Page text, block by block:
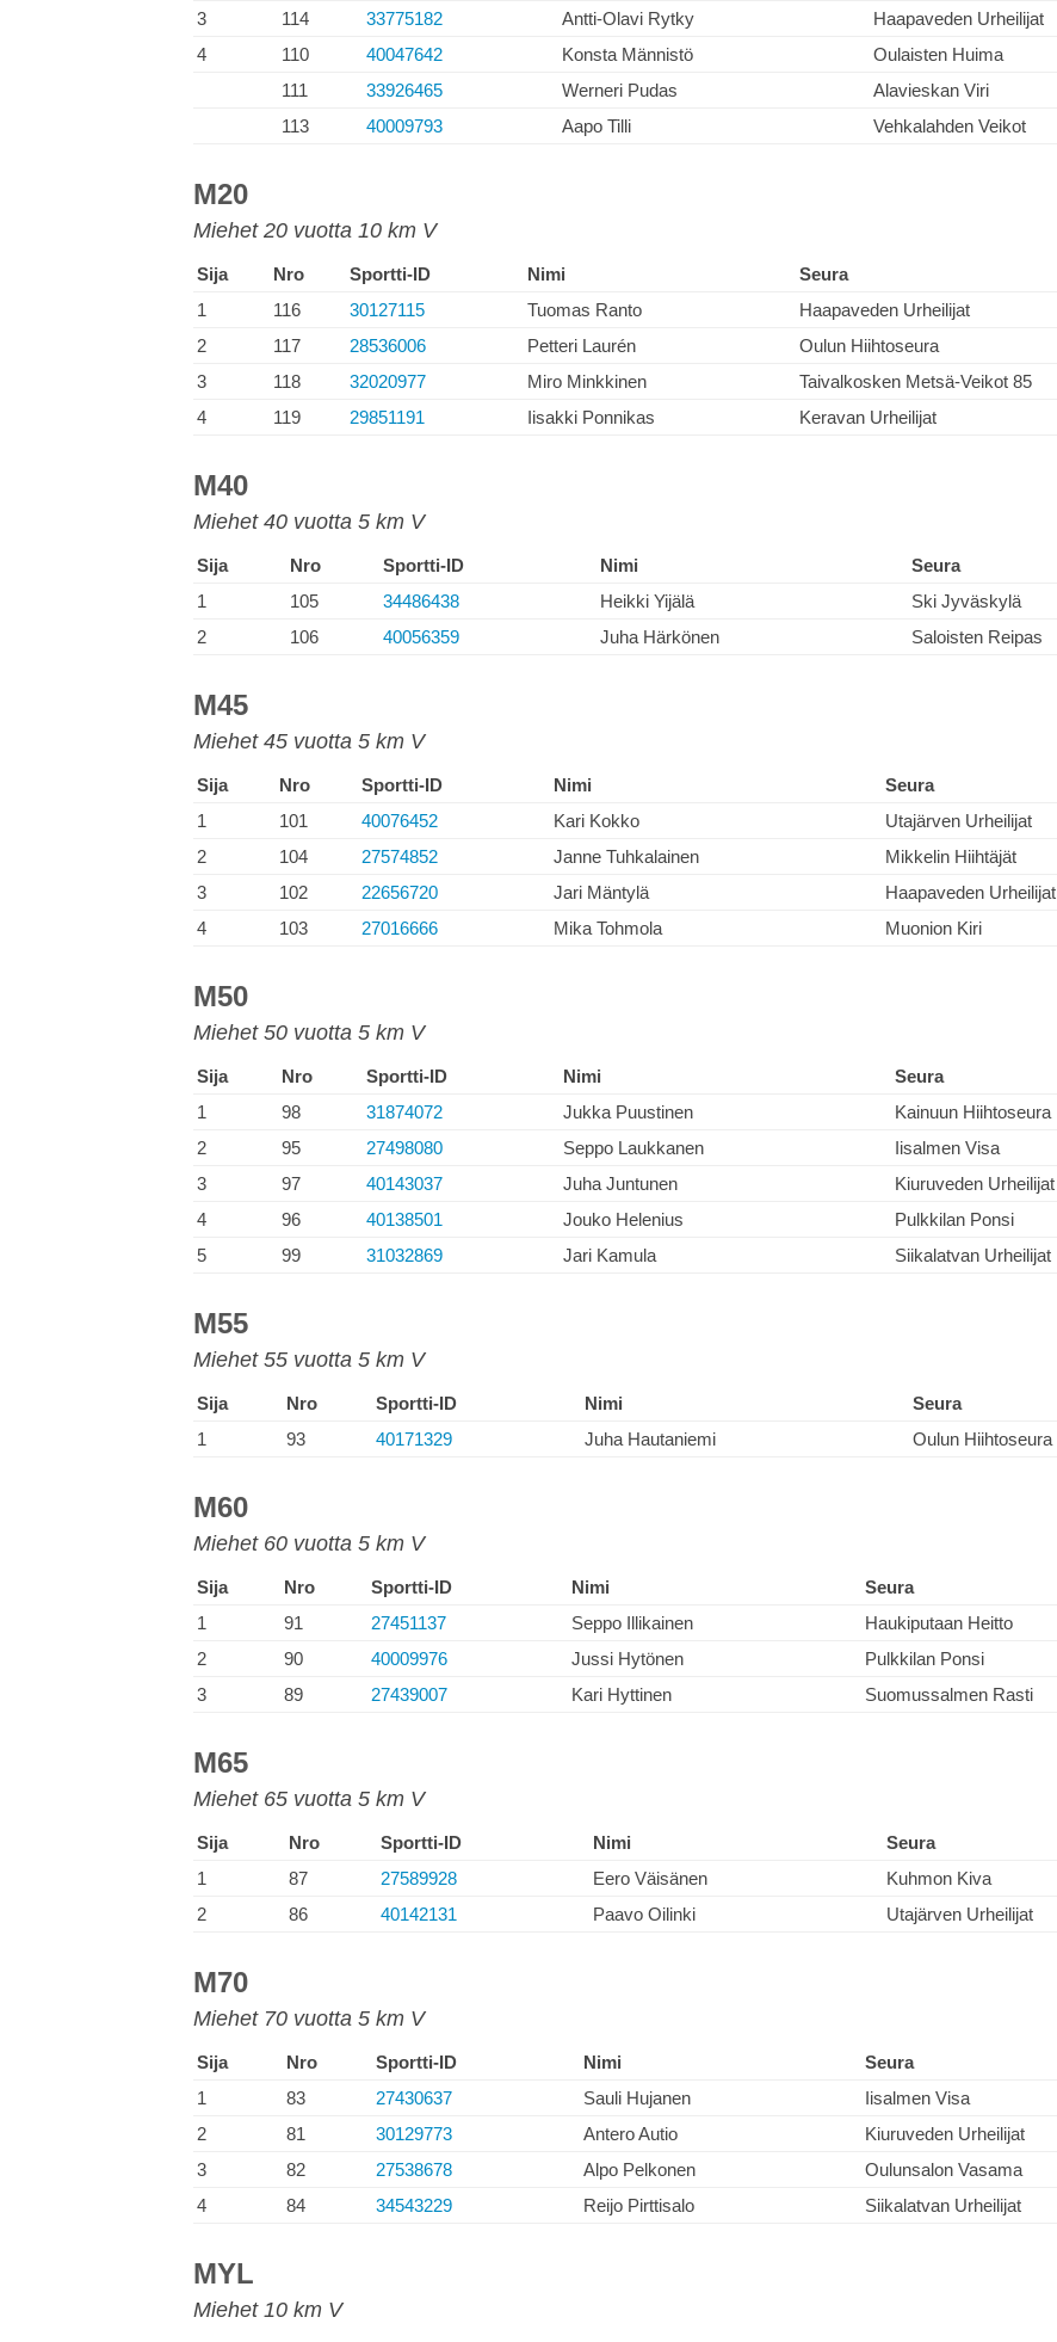
3
114 33775182 Antti-Olavi Rytky Haapaveden Urheilijat
4
110 40047642 Konsta Männistö Oulaisten Huima
111
33926465 Werneri Pudas Alavieskan Viri
113
40009793 Aapo Tilli Vehkalahden Veikot
M20
Miehet 20 vuotta 10 km V
Sija Nro Sportti-ID Nimi Seura
1
116 30127115 Tuomas Ranto Haapaveden Urheilijat
2
117 28536006 Petteri Laurén Oulun Hiihtoseura
3
118 32020977 Miro Minkkinen Taivalkosken Metsä-Veikot 85
4
119 29851191 Iisakki Ponnikas Keravan Urheilijat
M40
Miehet 40 vuotta 5 km V
Sija Nro Sportti-ID Nimi Seura
1
105 34486438 Heikki Yijälä Ski Jyväskylä
2
106 40056359 Juha Härkönen Saloisten Reipas
M45
Miehet 45 vuotta 5 km V
Sija Nro Sportti-ID Nimi Seura
1
101 40076452 Kari Kokko Utajärven Urheilijat
2
104 27574852 Janne Tuhkalainen Mikkelin Hiihtäjät
3
102 22656720 Jari Mäntylä Haapaveden Urheilijat
4
103 27016666 Mika Tohmola Muonion Kiri
M50
Miehet 50 vuotta 5 km V
Sija Nro Sportti-ID Nimi Seura
1
98 31874072 Jukka Puustinen Kainuun Hiihtoseura
2
95 27498080 Seppo Laukkanen Iisalmen Visa
3
97 40143037 Juha Juntunen Kiuruveden Urheilijat
4
96 40138501 Jouko Helenius Pulkkilan Ponsi
5
99 31032869 Jari Kamula Siikalatvan Urheilijat
M55
Miehet 55 vuotta 5 km V
Sija Nro Sportti-ID Nimi Seura
1
93 40171329 Juha Hautaniemi Oulun Hiihtoseura
M60
Miehet 60 vuotta 5 km V
Sija Nro Sportti-ID Nimi Seura
1
91 27451137 Seppo Illikainen Haukiputaan Heitto
2
90 40009976 Jussi Hytönen Pulkkilan Ponsi
3
89 27439007 Kari Hyttinen Suomussalmen Rasti
M65
Miehet 65 vuotta 5 km V
Sija Nro Sportti-ID Nimi Seura
1
87 27589928 Eero Väisänen Kuhmon Kiva
2
86 40142131 Paavo Oilinki Utajärven Urheilijat
M70
Miehet 70 vuotta 5 km V
Sija Nro Sportti-ID Nimi Seura
1
83 27430637 Sauli Hujanen Iisalmen Visa
2
81 30129773 Antero Autio Kiuruveden Urheilijat
3
82 27538678 Alpo Pelkonen Oulunsalon Vasama
4
84 34543229 Reijo Pirttisalo Siikalatvan Urheilijat
MYL
Miehet 10 km V